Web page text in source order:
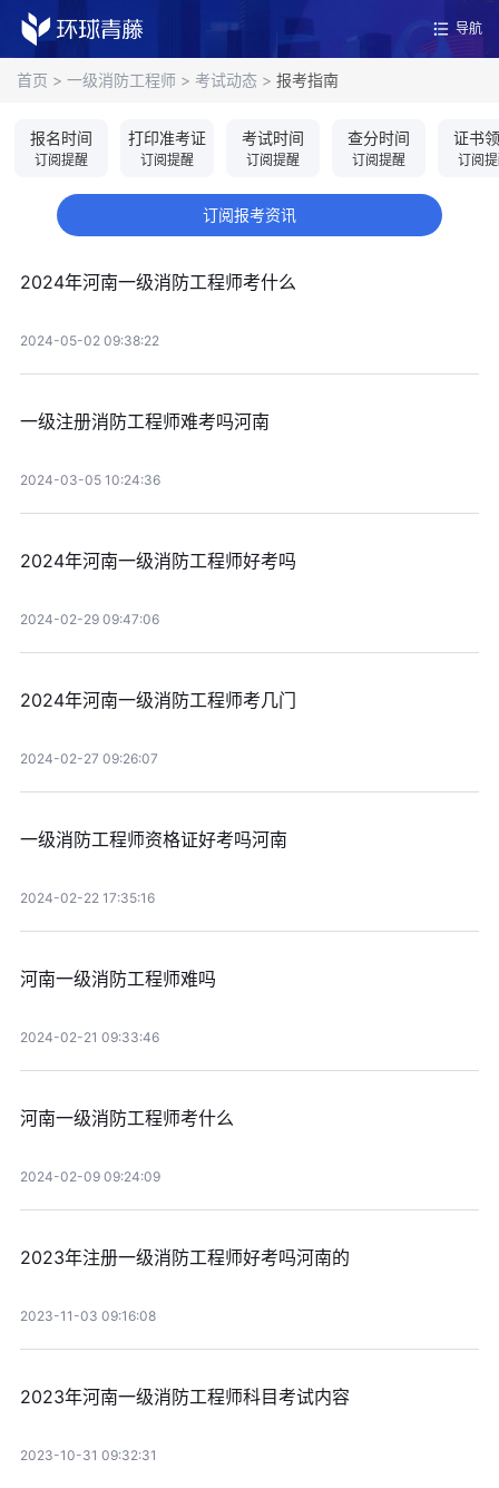
导航
首页 > 一级消防工程师 > 考试动态 > 报考指南
报名时间
订阅提醒
打印准考证
订阅提醒
考试时间
订阅提醒
查分时间
订阅提醒
证书
订阅
订阅报考资讯
2024年河南一级消防工程师考什么
2024-05-02 09:38:22
一级注册消防工程师难考吗河南
2024-03-05 10:24:36
2024年河南一级消防工程师好考吗
2024-02-29 09:47:06
2024年河南一级消防工程师考几门
2024-02-27 09:26:07
一级消防工程师资格证好考吗河南
2024-02-22 17:35:16
河南一级消防工程师难吗
2024-02-21 09:33:46
河南一级消防工程师考什么
2024-02-09 09:24:09
2023年注册一级消防工程师好考吗河南的
2023-11-03 09:16:08
2023年河南一级消防工程师科目考试内容
2023-10-31 09:32:31